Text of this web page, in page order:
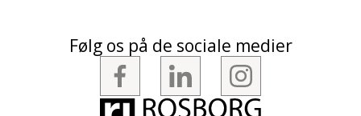
Følg os på de sociale medier